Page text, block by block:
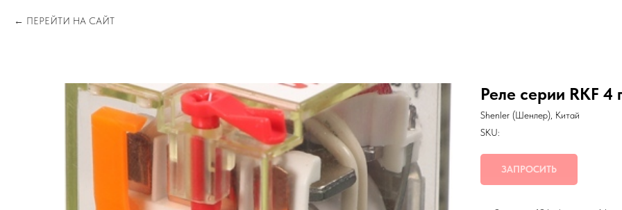
ПЕРЕЙТИ НА САЙТ
Реле серии RKF
Shenler (Шенлер), Китай
SKU:
ЗАПРОСИТЬ